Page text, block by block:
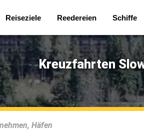
Reiseziele Reedereien Schiffe
Kreuzfahrten